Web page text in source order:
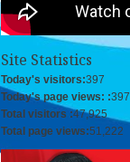
Site Statistics
Today's visitors:397
Today's page views: :397
Total visitors :47,925
Total page views:51,222